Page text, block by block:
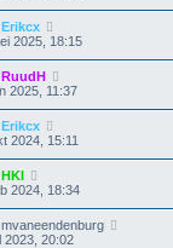
Erikcx
2025, 18:15
RuudH
2025, 11:37
Erikcx
2024, 15:11
HKI
2024, 18:34
mvaneendenburg
2023, 20:02